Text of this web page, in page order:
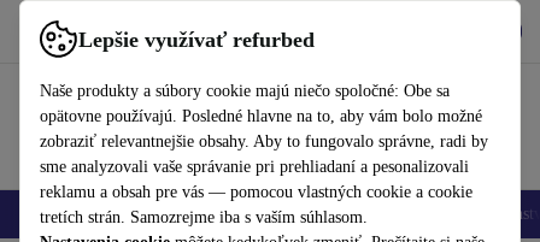
Lepšie využívať refurbed
Naše produkty a súbory cookie majú niečo spoločné: Obe sa
opätovne používajú. Posledné hlavne na to, aby vám bolo možné
zobraziť relevantnejšie obsahy. Aby to fungovalo správne, radi by
sme analyzovali vaše správanie pri prehliadaní a pesonalizovali
reklamu a obsah pre vás — pomocou vlastných cookie a cookie
tretích strán. Samozrejme iba s vaším súhlasom.
používať refurbed rýchlo a jednoducho
Mobilné telefóny Laptopy Tablety Inteligentné hodinky